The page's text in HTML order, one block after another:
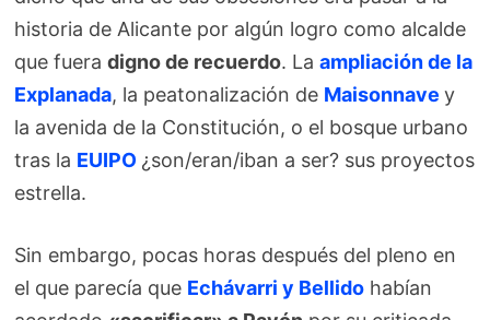
historia de Alicante por algún logro como alcalde
que fueradigno de recuerdo. Laampliación de la
Explanada, la peatonalización de Maisonnavey
la avenida de la Constitución, o el bosque urbano
tras la EUIPO ¿son/eran/iban a ser? sus proyectos
estrella.
Sin embargo, pocas horas después del pleno en
el que parecía que Echávarri y Bellido habían